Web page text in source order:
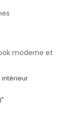
moderne et
intérieur